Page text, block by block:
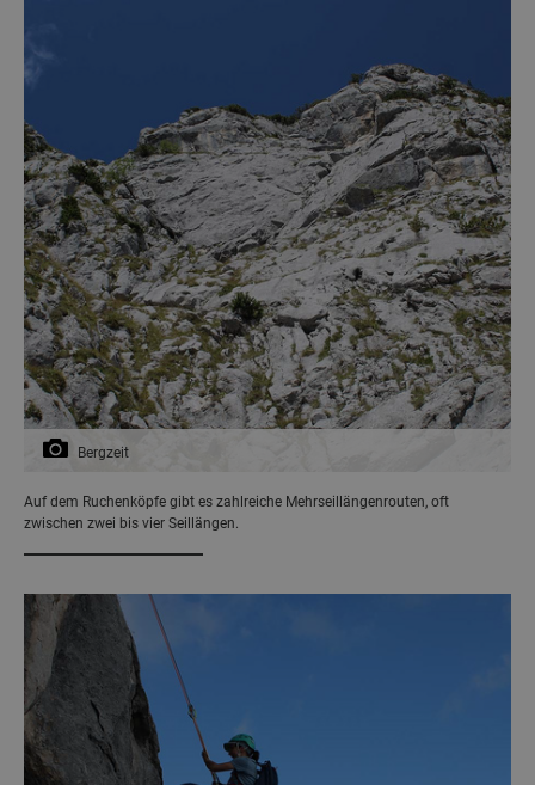
Bergzeit
Auf dem Ruchenköpfe gibt es zahlreiche Mehrseillängenrouten, oft
zwischen zwei bis vier Seillängen.